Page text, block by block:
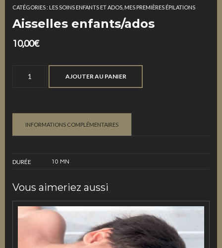
CATÉGORIES : LES SOINS ENFANTS ET ADOS MES PREMIÈRES ÉPILATIONS
Aisselles enfants/ados
10,00€
AJOUTER AU PANIER
INFORMATIONS COMPLÉMENTAIRES
DURÉE 10 MN
Vous aimeriez aussi